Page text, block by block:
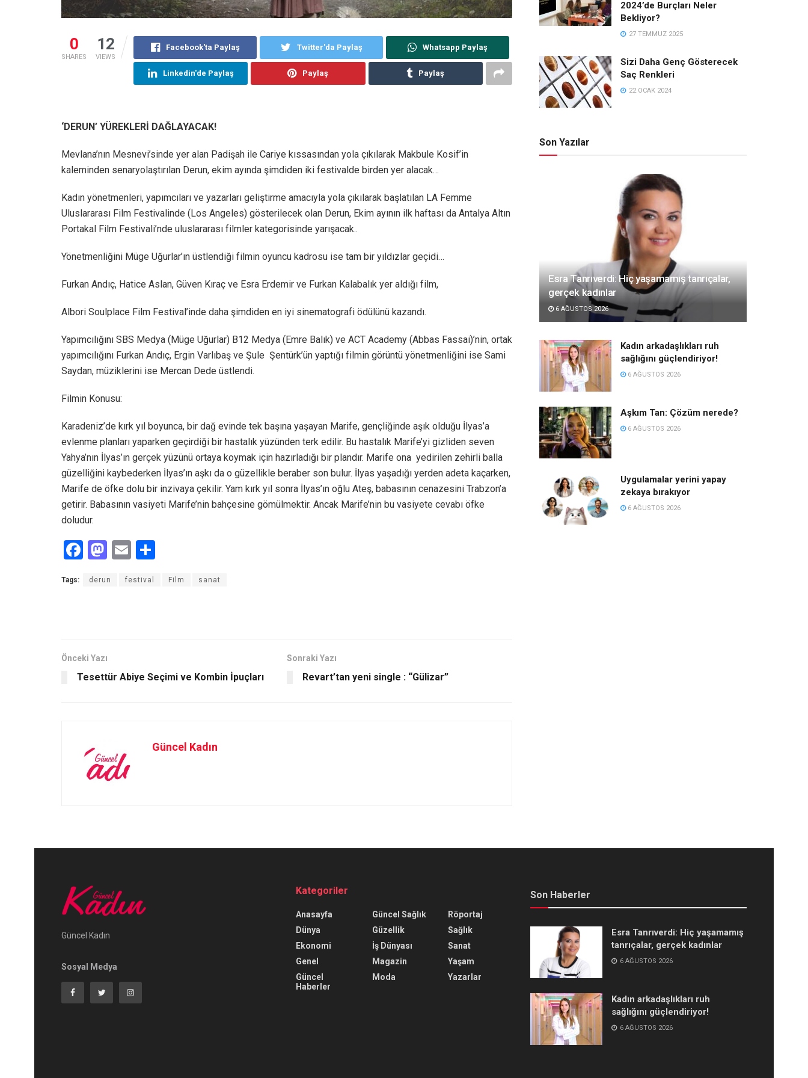
0
SHARES
12
VIEWS
Facebook'ta Paylaş Twitter'da Paylaş Whatsapp Paylaş
Linkedin'de Paylaş Paylaş Paylaş
‘DERUN’ YÜREKLERİ DAĞLAYACAK!
Mevlana’nın Mesnevi’sinde yer alan Padişah ile Cariye kıssasından yola çıkılarak Makbule Kosif’in
kaleminden senaryolaştırılan Derun, ekim ayında şimdiden iki festivalde birden yer alacak…
Kadın yönetmenleri, yapımcıları ve yazarları geliştirme amacıyla yola çıkılarak başlatılan LA Femme
Uluslararası Film Festivalinde (Los Angeles) gösterilecek olan Derun, Ekim ayının ilk haftası da Antalya Altın
Portakal Film Festivali’nde uluslararası filmler kategorisinde yarışacak..
Yönetmenliğini Müge Uğurlar’ın üstlendiği filmin oyuncu kadrosu ise tam bir yıldızlar geçidi…
Furkan Andıç, Hatice Aslan, Güven Kıraç ve Esra Erdemir ve Furkan Kalabalık yer aldığı film,
Albori Soulplace Film Festival’inde daha şimdiden en iyi sinematografi ödülünü kazandı.
Yapımcılığını SBS Medya (Müge Uğurlar) B12 Medya (Emre Balık) ve ACT Academy (Abbas Fassai)’nin, ortak
yapımcılığını Furkan Andıç, Ergin Varlıbaş ve Şule Şentürk’ün yaptığı filmin görüntü yönetmenliğini ise Sami
Saydan, müziklerini ise Mercan Dede üstlendi.
Filmin Konusu:
Karadeniz’de kırk yıl boyunca, bir dağ evinde tek başına yaşayan Marife, gençliğinde aşık olduğu İlyas’a
evlenme planları yaparken geçirdiği bir hastalık yüzünden terk edilir. Bu hastalık Marife’yi gizliden seven
Yahya’nın İlyas’ın gerçek yüzünü ortaya koymak için hazırladığı bir plandır. Marife ona yedirilen zehirli balla
güzelliğini kaybederken İlyas’ın aşkı da o güzellikle beraber son bulur. İlyas yaşadığı yerden adeta kaçarken,
Marife de öfke dolu bir inzivaya çekilir. Yam kırk yıl sonra İlyas’ın oğlu Ateş, babasının cenazesini Trabzon’a
getirir. Babasının vasiyeti Marife’nin bahçesine gömülmektir. Ancak Marife’nin bu vasiyete cevabı öfke
doludur.
F
ce
k
M
st
E
ail
ar
Tags: derun festival Film sanat
Önceki Yazı
Tesettür Abiye Seçimi ve Kombin İpuçları
Sonraki Yazı
Revart’tan yeni single : “Gülizar”
Güncel Kadın
2024’de Burçları Neler
Bekliyor?
27 TEMMUZ 2025
Sizi Daha Genç Gösterecek
Saç Renkleri
22 OCAK 2024
Son Yazılar
Esra Tanrıverdi: Hiç yaşamamış tanrıçalar,
gerçek kadınlar
6 AĞUSTOS 2026
Kadın arkadaşlıkları ruh
sağlığını güçlendiriyor!
6 AĞUSTOS 2026
Aşkım Tan: Çözüm nerede?
6 AĞUSTOS 2026
Uygulamalar yerini yapay
zekaya bırakıyor
6 AĞUSTOS 2026
Güncel Kadın
Sosyal Medya
Kategoriler
Anasayfa
Dünya
Ekonomi
Genel
Güncel
Haberler
Güncel Sağlık
Güzellik
İş Dünyası
Magazin
Moda
Röportaj
Sağlık
Sanat
Yaşam
Yazarlar
Son Haberler
Esra Tanrıverdi: Hiç yaşamamış
tanrıçalar, gerçek kadınlar
6 AĞUSTOS 2026
Kadın arkadaşlıkları ruh
sağlığını güçlendiriyor!
6 AĞUSTOS 2026